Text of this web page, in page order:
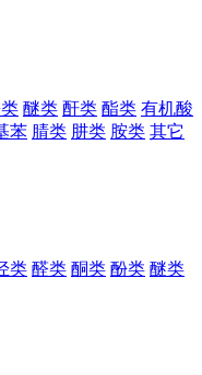
醚类 酐类 酯类 有机酸
苯 腈类 肼类 胺类 其它
类 醛类 酮类 酚类 醚类